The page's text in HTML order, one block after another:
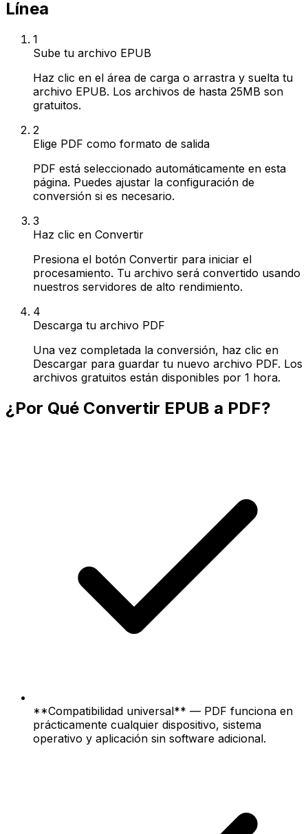
Línea
1
Sube tu archivo EPUB
Haz clic en el área de carga o arrastra y suelta tu
archivo EPUB. Los archivos de hasta 25MB son
gratuitos.
2
Elige PDF como formato de salida
PDF está seleccionado automáticamente en esta
página. Puedes ajustar la configuración de
conversión si es necesario.
3
Haz clic en Convertir
Presiona el botón Convertir para iniciar el
procesamiento. Tu archivo será convertido usando
nuestros servidores de alto rendimiento.
4
Descarga tu archivo PDF
Una vez completada la conversión, haz clic en
Descargar para guardar tu nuevo archivo PDF. Los
archivos gratuitos están disponibles por 1 hora.
¿Por Qué Convertir EPUB a PDF?
**Compatibilidad universal** — PDF funciona en
prácticamente cualquier dispositivo, sistema
operativo y aplicación sin software adicional.